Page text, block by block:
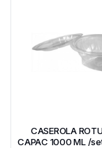
CASEROLA
CAPAC 1000 ML /